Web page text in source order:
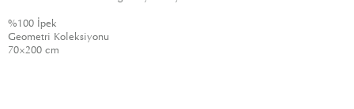
%100 İpek
Geometri Koleksiyonu
70×200 cm